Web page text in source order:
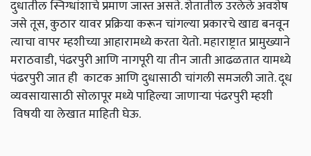
दुधातील स्निग्धांशाचे प्रमाण जास्त असते. शेतातील उरलेले अवशेष
जसे तूस, कुठार यावर प्रक्रिया करून चांगल्या प्रकारचे खाद्य बनवून
त्याचा वापर म्हशीच्या आहारामध्ये करता येतो. महाराष्ट्रात प्रामुख्याने
मराठवाडी, पंढरपुरी आणि नागपूरी या तीन जाती आढळतात यामध्ये
पंढरपुरी जात ही काटक आणि दुधासाठी चांगली समजली जाते. दूध
व्यवसायासाठी सोलापूर मध्ये पाहिल्या जाणाऱ्या पंढरपुरी म्हशी
विषयी या लेखात माहिती घेऊ.